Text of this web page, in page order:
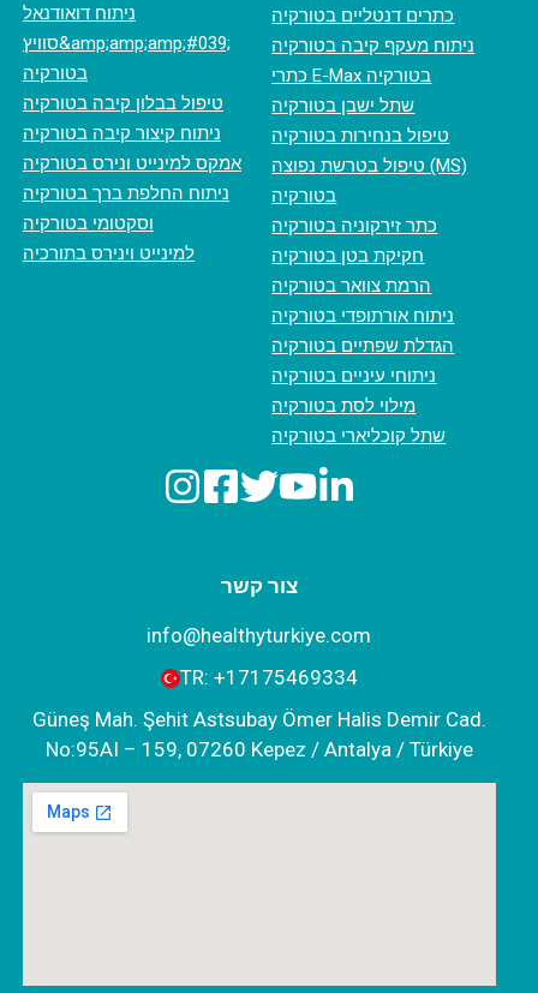
ניתוח דואודנאל
סוויץ&amp;amp;amp;#039;
בטורקיה
טיפול בבלון קיבה בטורקיה
ניתוח קיצור קיבה בטורקיה
אמקס למינייט ונירס בטורקיה
ניתוח החלפת ברך בטורקיה
וסקטומי בטורקיה
למינייט וינירס בתורכיה
כתרים דנטליים בטורקיה
ניתוח מעקף קיבה בטורקיה
כתרי E-Max בטורקיה
שתל ישבן בטורקיה
טיפול בנחירות בטורקיה
טיפול בטרשת נפוצה (MS)
בטורקיה
כתר זירקוניה בטורקיה
חקיקת בטן בטורקיה
הרמת צוואר בטורקיה
ניתוח אורתופדי בטורקיה
הגדלת שפתיים בטורקיה
ניתוחי עיניים בטורקיה
מילוי לסת בטורקיה
שתל קוכליארי בטורקיה
צור קשר
info@healthyturkiye.com
TR: +‪17175469334‬
Güneş Mah. Şehit Astsubay Ömer Halis Demir Cad.
No:95AI – 159, 07260 Kepez / Antalya / Türkiye